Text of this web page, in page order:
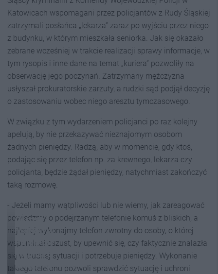
Katowicach wspomagani przez policjantów z Rudy Śląskiej
zatrzymali posłańca „lekarza” zaraz po wyjściu przez niego
z budynku, w którym mieszkała seniorka. Jak się okazało
zebrane wcześniej w trakcie realizacji sprawy informacje, w
tym rysopis i inne dane na temat „kuriera” pozwoliły na
obserwację jego poczynań. Zatrzymany mężczyzna
usłyszał prokuratorskie zarzuty, a rudzki sąd podjął decyzję
o zastosowaniu wobec niego aresztu tymczasowego.
W związku z tym wydarzeniem policjanci po raz kolejny
apelują, by nie przekazywać nieznajomym osobom
żadnych pieniędzy. Radzą, aby w momencie, gdy ktoś,
podając się przez telefon np. za krewnego, lekarza czy
policjanta, będzie żądał pieniędzy, natychmiast zakończyć
taką rozmowę.
- Jeżeli mamy wątpliwości lub nie wiemy, jak zareagować
powiedzmy o podejrzanym telefonie komuś z bliskich, a
najlepiej wykonajmy telefon zwrotny do osoby, o której
wspominał oszust, by upewnić się, czy faktycznie znalazła
się w trudnej sytuacji i potrzebuje pieniędzy. Wykonanie
takiego telefonu pozwoli sprawdzić sytuację i uchroni
Okradł
market w
Halembie
na blisko
1000 zł, w